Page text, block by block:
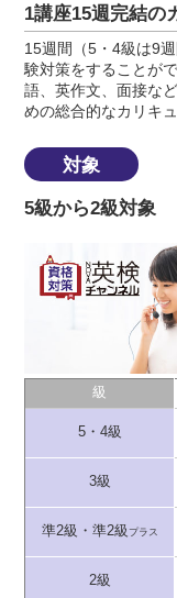
1講座15週完結の
15週間（5・4級は9
験対策をすることが
語、英作文、面接な
めの総合的なカリキュ
対象
5級から2級対象
級
5・4級
3級
準2級・準2級 プラス
2級